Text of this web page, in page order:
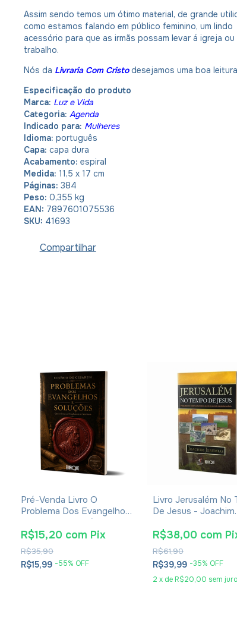
Assim sendo temos um ótimo material, de grande
como estamos falando em público feminino, um lindo
acessório para que as irmãs possam levar á igreja ou
trabalho.
Nós da Livraria Com Cristodesejamos uma boa
Especificação do produto
Marca: Luz e Vida
Categoria: Agenda
Indicado para: Mulheres
Idioma: português
Capa: capa dura
Acabamento: espiral
Medida: 11,5 x 17 cm
Páginas: 384
Peso: 0,355 kg
EAN: 7897601075536
SKU: 41693
Compartilhar
Pré-Venda Livro O
Problema Dos Evangelhos
E Soluções- Eusébio De
Cesareia
R$15,99 -55% OFF
R$35,90
R$15,20 com Pix
Livro Jerusalém No
De Jesus - Joachim
2024
R$39,99 -35% OFF
2 x de R$20,00 sem
R$61,90
R$38,00 com